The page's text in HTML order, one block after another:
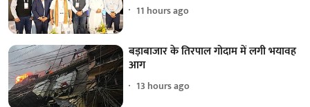
11 hours ago
बड़ाबाजार के तिरपाल गोदाम में लगी भयावह
आग
13 hours ago